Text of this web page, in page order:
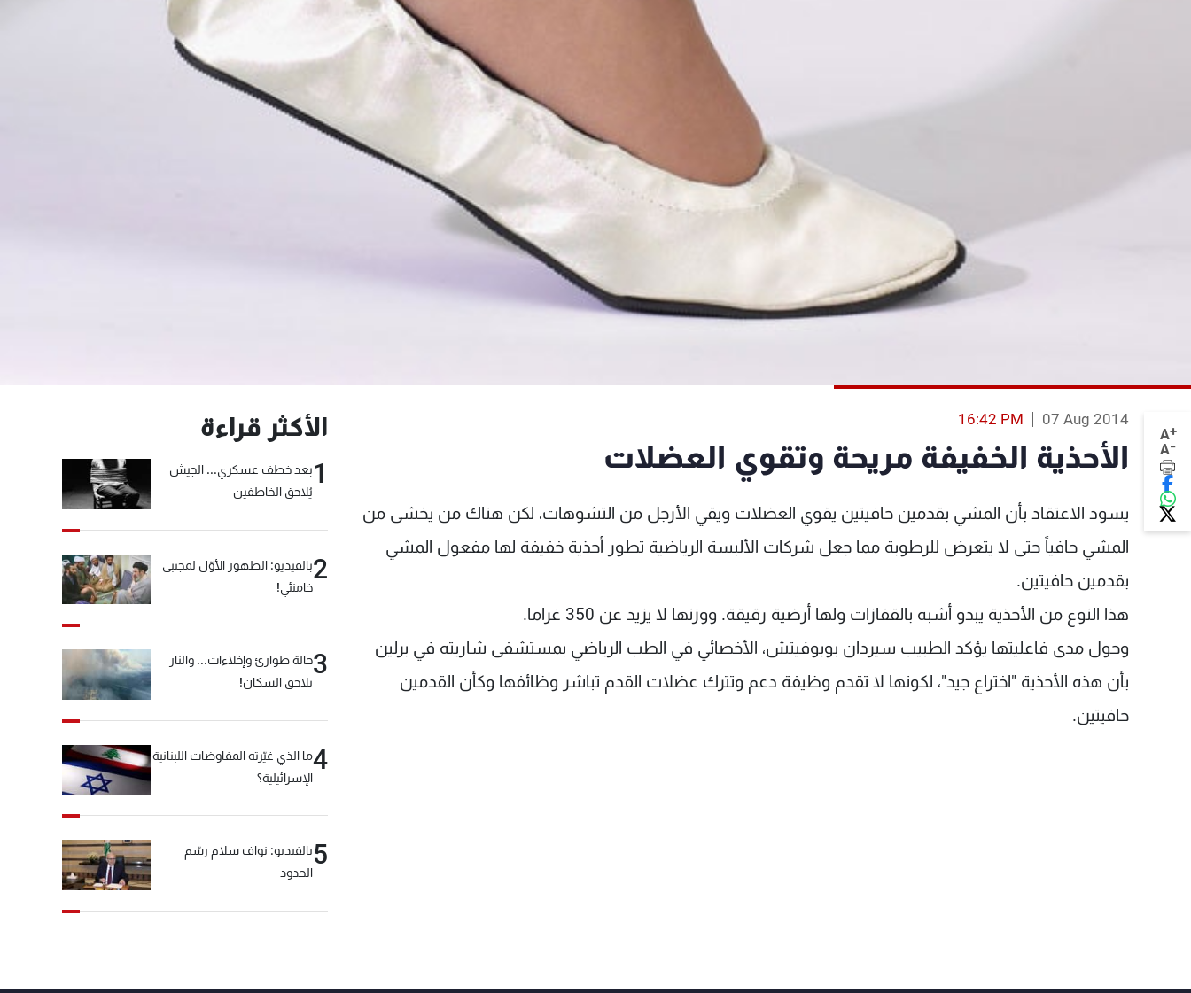
A+
A-
07 Aug 2014
16:42 PM
الأحذية الخفيفة مريحة وتقوي العضلات
يسود الاعتقاد بأن المشي بقدمين حافيتين يقوي العضلات ويقي الأرجل من التشوهات، لكن هناك من يخشى من
المشي حافياً حتى لا يتعرض للرطوبة مما جعل شركات الألبسة الرياضية تطور أحذية خفيفة لها مفعول المشي
بقدمين حافيتين.
هذا النوع من الأحذية يبدو أشبه بالقفازات ولها أرضية رقيقة. ووزنها لا يزيد عن 350 غراما.
وحول مدى فاعليتها يؤكد الطبيب سيردان بوبوفيتش، الأخصائي في الطب الرياضي بمستشفى شاريته في برلين
بأن هذه الأحذية "اختراع جيد"، لكونها لا تقدم وظيفة دعم وتترك عضلات القدم تباشر وظائفها وكأن القدمين
حافيتين.
الأكثر قراءة
1بعد خطف عسكري... الجيش
يُلاحق الخاطفين
2بالفيديو: الظهور الأوّل لمجتبى
خامنئي!
3حالة طوارئ وإخلاءات... والنار
تلاحق السكان!
4ما الذي غيّرته المفاوضات اللبنانية
الإسرائيلية؟
5بالفيديو: نواف سلام رسّم
الحدود